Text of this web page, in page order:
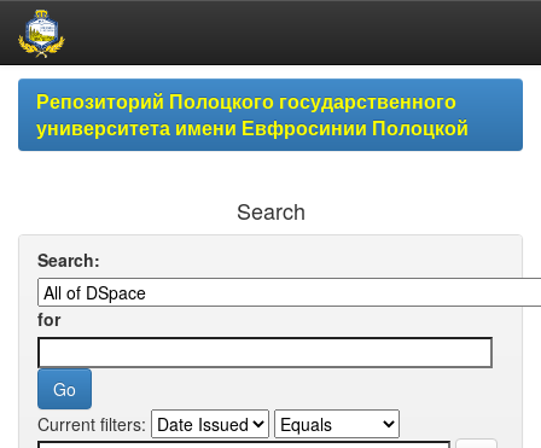
Skip
navigationРепозиторий Полоцкого государственного
университета имени Евфросинии Полоцкой
Search
Search:
for
Current filters: